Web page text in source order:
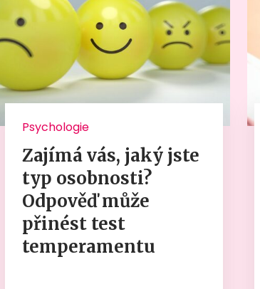
Psychologie
Zajímá vás, jaký jste
typ osobnosti?
Odpověď může
přinést test
temperamentu